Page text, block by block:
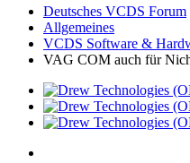
Deutsches VCDS Forum
Allgemeines
VCDS Software &
VAG COM auch für